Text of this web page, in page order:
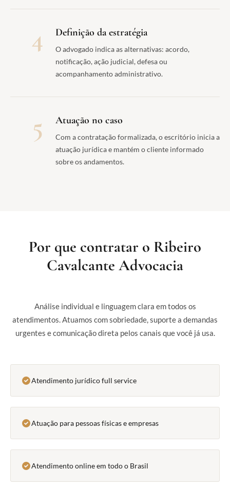
4 Definição da estratégia
O advogado indica as alternativas: acordo,
notificação, ação judicial, defesa ou
acompanhamento administrativo.
5 Atuação no caso
Com a contratação formalizada, o escritório inicia a
atuação jurídica e mantém o cliente informado
sobre os andamentos.
Por que contratar o Ribeiro
Cavalcante Advocacia
Análise individual e linguagem clara em todos os
atendimentos. Atuamos com sobriedade, suporte a demandas
urgentes e comunicação direta pelos canais que você já usa.
Atendimento jurídico full service
Atuação para pessoas físicas e empresas
Atendimento online em todo o Brasil